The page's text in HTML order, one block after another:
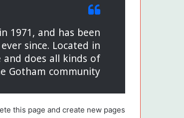
1971, and has been
since. Located in
and does all kinds of
Gotham community.
this page and create new pages